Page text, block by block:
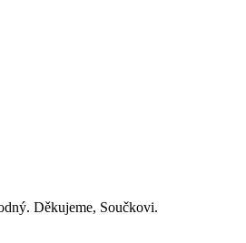
Děkujeme, Součkovi.